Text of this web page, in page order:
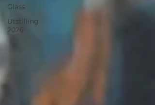
Glass
Utstilling
2026